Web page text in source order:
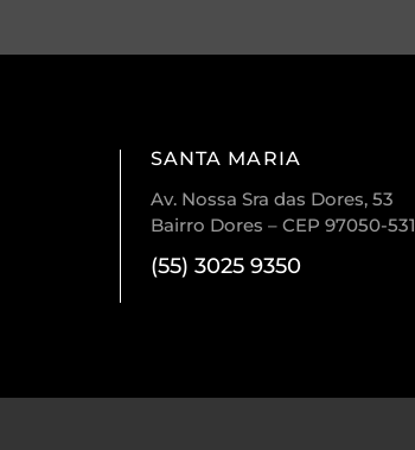
SANTA MARIA
Av. Nossa Sra das Dores, 53
Bairro Dores – CEP 97050-531
(55) 3025 9350